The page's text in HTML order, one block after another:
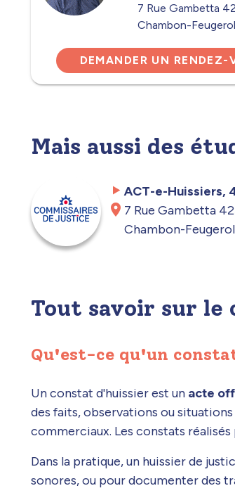
7 Rue Gambetta
Chambon-
DEMANDER UN RENDEZ-
Mais aussi des
ACT-e-Huissiers,
7 Rue Gambetta
Chambon-
Tout savoir sur
Qu'est-ce qu'un
Un constat d'huissier est un acte
des faits, observations ou
commerciaux. Les constats réalisés
Dans la pratique, un huissier de
sonores, ou pour documenter des